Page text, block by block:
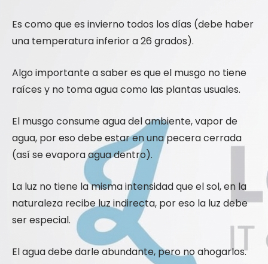
Es como que es invierno todos los días (debe haber
una temperatura inferior a 26 grados).
Algo importante a saber es que el musgo no tiene
raíces y no toma agua como las plantas usuales.
El musgo consume agua del ambiente, vapor de
agua, por eso debe estar en una pecera cerrada
(así se evapora agua dentro).
La luz no tiene la misma intensidad que el sol, en la
naturaleza recibe luz indirecta, por eso la luz debe
ser especial.
El agua debe darle abundante, pero no ahogarlos.